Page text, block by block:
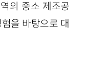
의 중소 제조공
을 바탕으로 대